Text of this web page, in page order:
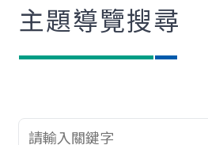
主題導覽搜尋
查詢關鍵字